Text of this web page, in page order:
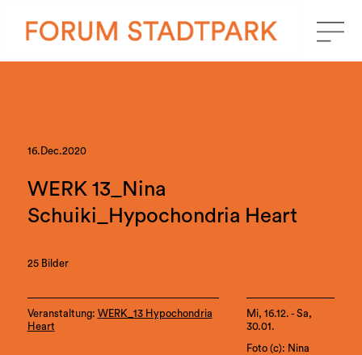
16.Dec.2020
WERK 13_Nina
Schuiki_Hypochondria Heart
25 Bilder
Veranstaltung: WERK_13 Hypochondria
Heart
Mi, 16.12. - Sa,
30.01.
Foto (c): Nina